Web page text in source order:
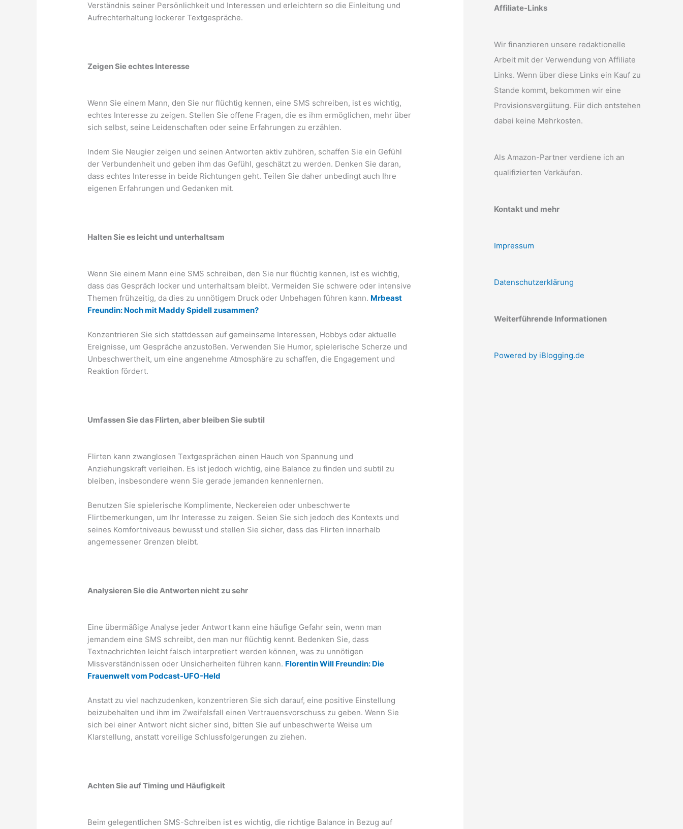
Verständnis seiner Persönlichkeit und Interessen und erleichtern so die Einleitung und
Aufrechterhaltung lockerer Textgespräche.
Zeigen Sie echtes Interesse
Wenn Sie einem Mann, den Sie nur flüchtig kennen, eine SMS schreiben, ist es wichtig,
echtes Interesse zu zeigen. Stellen Sie offene Fragen, die es ihm ermöglichen, mehr über
sich selbst, seine Leidenschaften oder seine Erfahrungen zu erzählen.
Indem Sie Neugier zeigen und seinen Antworten aktiv zuhören, schaffen Sie ein Gefühl
der Verbundenheit und geben ihm das Gefühl, geschätzt zu werden. Denken Sie daran,
dass echtes Interesse in beide Richtungen geht. Teilen Sie daher unbedingt auch Ihre
eigenen Erfahrungen und Gedanken mit.
Halten Sie es leicht und unterhaltsam
Wenn Sie einem Mann eine SMS schreiben, den Sie nur flüchtig kennen, ist es wichtig,
dass das Gespräch locker und unterhaltsam bleibt. Vermeiden Sie schwere oder intensive
Themen frühzeitig, da dies zu unnötigem Druck oder Unbehagen führen kann. Mrbeast
Freundin: Noch mit Maddy Spidell zusammen?
Konzentrieren Sie sich stattdessen auf gemeinsame Interessen, Hobbys oder aktuelle
Ereignisse, um Gespräche anzustoßen. Verwenden Sie Humor, spielerische Scherze und
Unbeschwertheit, um eine angenehme Atmosphäre zu schaffen, die Engagement und
Reaktion fördert.
Umfassen Sie das Flirten, aber bleiben Sie subtil
Flirten kann zwanglosen Textgesprächen einen Hauch von Spannung und
Anziehungskraft verleihen. Es ist jedoch wichtig, eine Balance zu finden und subtil zu
bleiben, insbesondere wenn Sie gerade jemanden kennenlernen.
Benutzen Sie spielerische Komplimente, Neckereien oder unbeschwerte
Flirtbemerkungen, um Ihr Interesse zu zeigen. Seien Sie sich jedoch des Kontexts und
seines Komfortniveaus bewusst und stellen Sie sicher, dass das Flirten innerhalb
angemessener Grenzen bleibt.
Analysieren Sie die Antworten nicht zu sehr
Eine übermäßige Analyse jeder Antwort kann eine häufige Gefahr sein, wenn man
jemandem eine SMS schreibt, den man nur flüchtig kennt. Bedenken Sie, dass
Textnachrichten leicht falsch interpretiert werden können, was zu unnötigen
Missverständnissen oder Unsicherheiten führen kann. Florentin Will Freundin: Die
Frauenwelt vom Podcast-UFO-Held
Anstatt zu viel nachzudenken, konzentrieren Sie sich darauf, eine positive Einstellung
beizubehalten und ihm im Zweifelsfall einen Vertrauensvorschuss zu geben. Wenn Sie
sich bei einer Antwort nicht sicher sind, bitten Sie auf unbeschwerte Weise um
Klarstellung, anstatt voreilige Schlussfolgerungen zu ziehen.
Achten Sie auf Timing und Häufigkeit
Beim gelegentlichen SMS-Schreiben ist es wichtig, die richtige Balance in Bezug auf
Affiliate-Links
Wir finanzieren unsere redaktionelle
Arbeit mit der Verwendung von Affiliate
Links. Wenn über diese Links ein Kauf zu
Stande kommt, bekommen wir eine
Provisionsvergütung. Für dich entstehen
dabei keine Mehrkosten.
Als Amazon-Partner verdiene ich an
qualifizierten Verkäufen.
Kontakt und mehr
Impressum
Datenschutzerklärung
Weiterführende Informationen
Powered by iBlogging.de